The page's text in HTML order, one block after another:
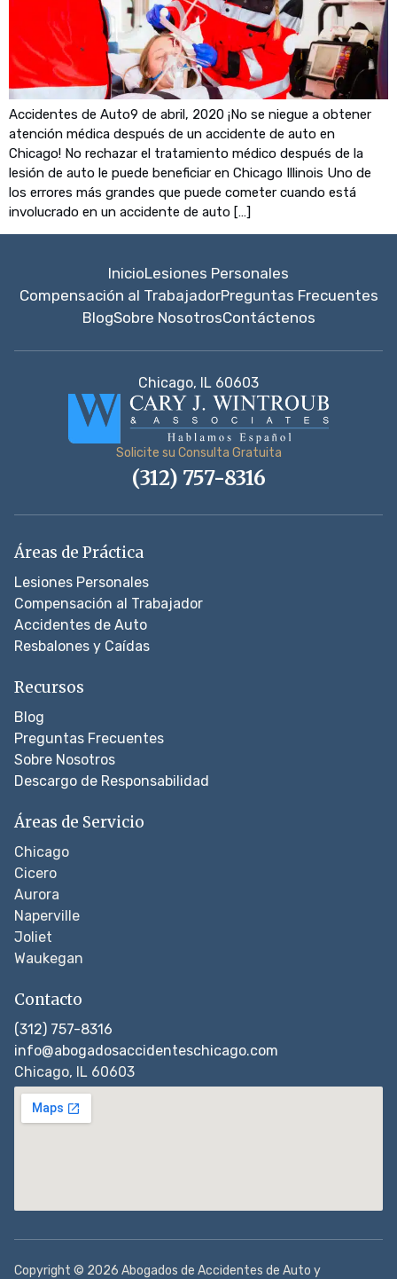
Accidentes de Auto9 de abril, 2020 ¡No se niegue a obtener
atención médica después de un accidente de auto en
Chicago! No rechazar el tratamiento médico después de la
lesión de auto le puede beneficiar en Chicago Illinois Uno de
los errores más grandes que puede cometer cuando está
involucrado en un accidente de auto […]
InicioLesiones Personales
Compensación al TrabajadorPreguntas Frecuentes
BlogSobre NosotrosContáctenos
Chicago, IL 60603
Solicite su Consulta Gratuita
(312) 757-8316
Áreas de Práctica
Lesiones Personales
Compensación al Trabajador
Accidentes de Auto
Resbalones y Caídas
Recursos
Blog
Preguntas Frecuentes
Sobre Nosotros
Descargo de Responsabilidad
Áreas de Servicio
Chicago
Cicero
Aurora
Naperville
Joliet
Waukegan
Contacto
(312) 757-8316
info@abogadosaccidenteschicago.com
Chicago, IL 60603
Copyright © 2026 Abogados de Accidentes de Auto y